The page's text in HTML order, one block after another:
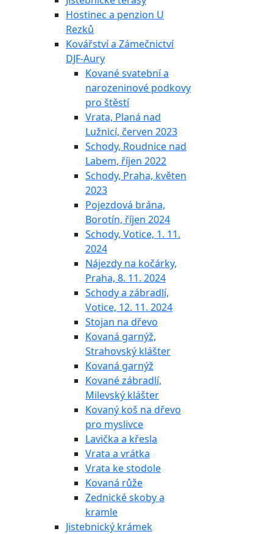
Hostinec a penzion U
Rezků
Kovářství a Zámečnictví
DJF-Aury
Kované svatební a
narozeninové podkovy
pro štěstí
Vrata, Planá nad
Lužnicí, červen 2023
Schody, Roudnice nad
Labem, říjen 2022
Schody, Praha, květen
2023
Pojezdová brána,
Borotín, říjen 2024
Schody, Votice, 1. 11.
2024
Nájezdy na kočárky,
Praha, 8. 11. 2024
Schody a zábradlí,
Votice, 12. 11. 2024
Stojan na dřevo
Kovaná garnýž,
Strahovský klášter
Kovaná garnýž
Kované zábradlí,
Milevský klášter
Kovaný koš na dřevo
pro myslivce
Lavička a křesla
Vrata a vrátka
Vrata ke stodole
Kovaná růže
Zednické skoby a
kramle
Jistebnický krámek